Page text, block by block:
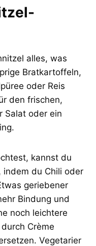
alles, was
Bratkartoffeln,
oder Reis
den frischen,
Salat oder ein
kannst du
du Chili oder
geriebener
Bindung und
noch leichtere
Crème
Vegetarier